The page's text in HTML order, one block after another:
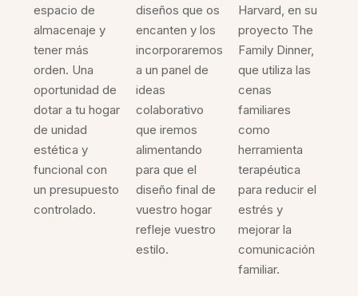
espacio de
almacenaje y
tener más
orden. Una
oportunidad de
dotar a tu hogar
de unidad
estética y
funcional con
un presupuesto
controlado.
diseños que os
encanten y los
incorporaremos
a un panel de
ideas
colaborativo
que iremos
alimentando
para que el
diseño final de
vuestro hogar
refleje vuestro
estilo.
Harvard, en su
proyecto The
Family Dinner,
que utiliza las
cenas
familiares
como
herramienta
terapéutica
para reducir el
estrés y
mejorar la
comunicación
familiar.